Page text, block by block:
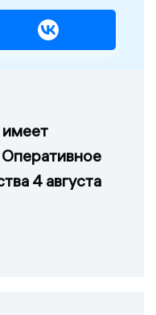
имеет
4 августа